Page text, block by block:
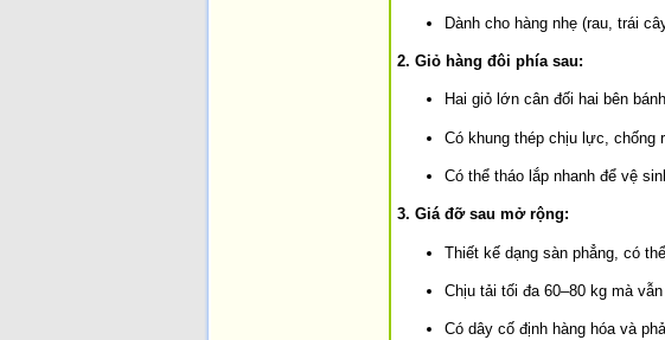
Dành cho hàng nhẹ (rau, trái
2. Giỏ hàng đôi phía sau:
Hai giỏ lớn cân đối hai bên
Có khung thép chịu lực, chống
Có thể tháo lắp nhanh để vệ
3. Giá đỡ sau mở rộng:
Thiết kế dạng sàn phẳng, có
Chịu tải tối đa 60–80 kg mà vẫn
Có dây cố định hàng hóa và